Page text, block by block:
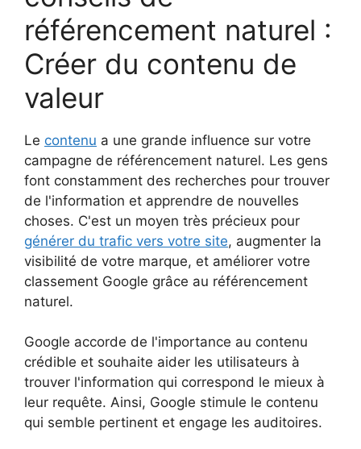
référencement naturel :
Créer du contenu de
valeur
Le contenu a une grande influence sur votre
campagne de référencement naturel. Les gens
font constamment des recherches pour trouver
de l'information et apprendre de nouvelles
choses. C'est un moyen très précieux pour
générer du trafic vers votre site, augmenter la
visibilité de votre marque, et améliorer votre
classement Google grâce au référencement
naturel.
Google accorde de l'importance au contenu
crédible et souhaite aider les utilisateurs à
trouver l'information qui correspond le mieux à
leur requête. Ainsi, Google stimule le contenu
qui semble pertinent et engage les auditoires.